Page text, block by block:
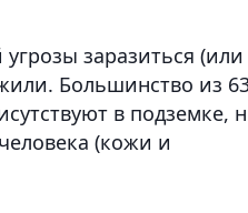
заразиться (или
Большинство из
в подземке,
(кожи и